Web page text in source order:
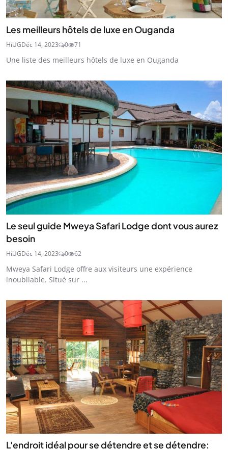
Les meilleurs hôtels de luxe en Ouganda
HiUGDéc 14, 2023 0 71
Une liste des meilleurs hôtels de luxe en Ouganda
Le seul guide Mweya Safari Lodge dont vous aurez
besoin
HiUGDéc 14, 2023 0 62
Mweya Safari Lodge offre aux visiteurs une expérience
inoubliable. Situé sur ...
L'endroit idéal pour se détendre et se détendre: